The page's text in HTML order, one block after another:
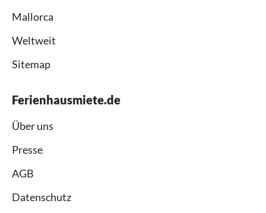
Mallorca
Weltweit
Sitemap
Ferienhausmiete.de
Über uns
Presse
AGB
Datenschutz